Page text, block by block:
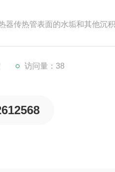
器传热管表面的水垢和其他沉
访问量：38